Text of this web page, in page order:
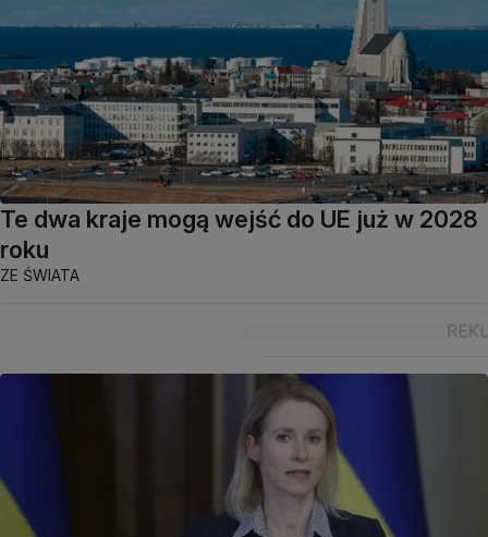
Te dwa kraje mogą wejść do UE już w 2028
roku
ZE ŚWIATA